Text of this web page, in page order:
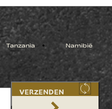
Tanzania Namibië
VERZENDEN